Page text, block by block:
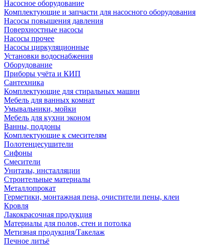
Насосное оборудование
Комплектующие и запчасти для насосного оборудования
Насосы повышения давления
Поверхностные насосы
Насосы прочее
Насосы циркуляционные
Установки водоснабжения
Оборудование
Приборы учёта и КИП
Сантехника
Комплектующие для стиральных машин
Мебель для ванных комнат
Умывальники, мойки
Мебель для кухни эконом
Ванны, поддоны
Комплектующие к смесителям
Полотенцесушители
Сифоны
Смесители
Унитазы, инсталляции
Строительные материалы
Металлопрокат
Герметики, монтажная пена, очистители пены, клеи
Кровля
Лакокрасочная продукция
Материалы для полов, стен и потолка
Метизная продукция/Такелаж
Печное литьё